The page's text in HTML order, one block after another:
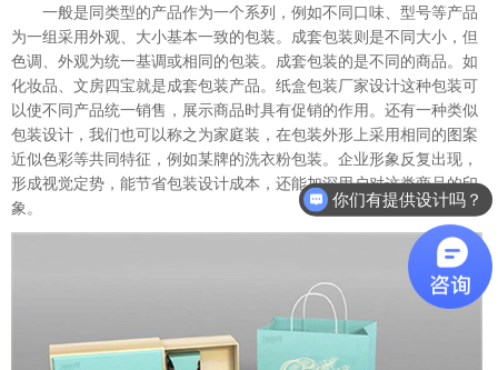
一般是同类型的产品作为一个系列，例如不同口味、型号等产品
为一组采用外观、大小基本一致的包装。成套包装则是不同大小，但
色调、外观为统一基调或相同的包装。成套包装的是不同的商品。如
化妆品、文房四宝就是成套包装产品。纸盒包装厂家设计这种包装可
以使不同产品统一销售，展示商品时具有促销的作用。还有一种类似
包装设计，我们也可以称之为家庭装，在包装外形上采用相同的图案
近似色彩等共同特征，例如某牌的洗衣粉包装。企业形象反复出现，
形成视觉定势，能节省包装设计成本，还能加深用户对这类商品的印
象。
你们有提供设计吗？